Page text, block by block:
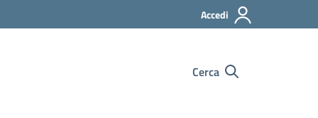
Accedi
Cerca